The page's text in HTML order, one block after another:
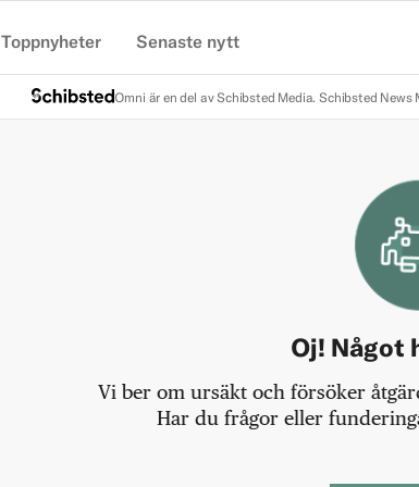
Toppnyheter Senaste nytt
Omni är en del av Schibsted Media. Schibsted News
Oj! Något
Vi ber om ursäkt och försöker
Har du frågor eller